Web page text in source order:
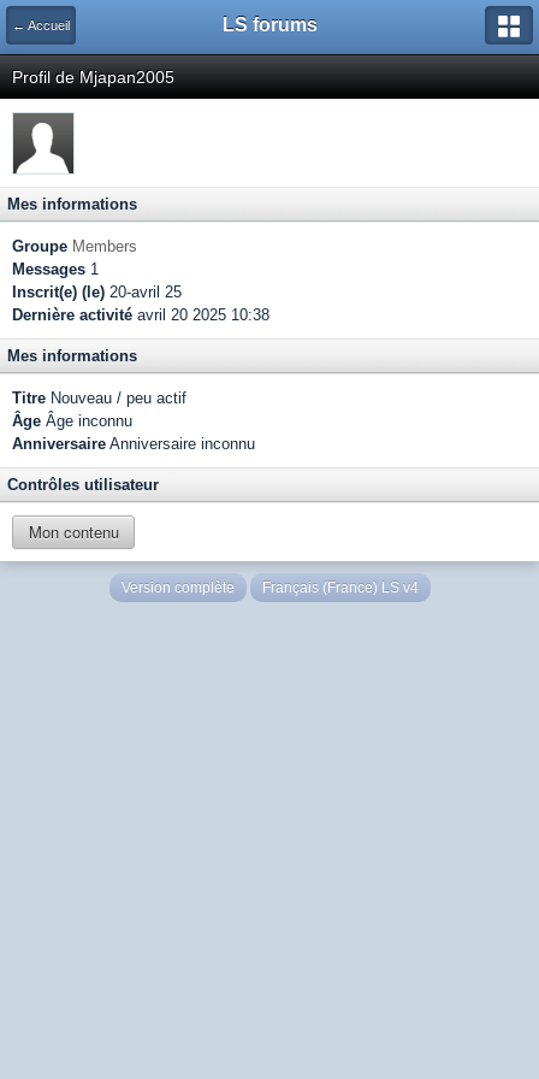
← Accueil LS forums
Profil de Mjapan2005
Mes informations
Groupe Members
Messages 1
Inscrit(e) (le) 20-avril 25
Dernière activité avril 20 2025 10:38
Mes informations
Titre Nouveau / peu actif
Âge Âge inconnu
Anniversaire Anniversaire inconnu
Contrôles utilisateur
Mon contenu
Version complète Français (France) LS v4